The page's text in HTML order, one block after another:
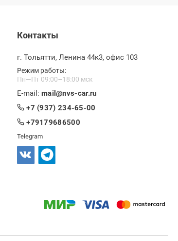
Контакты
г. Тольятти, Ленина 44к3, офис 103
Режим работы:
Пн—Пт 09:00–18:00 мск
E-mail: mail@nvs-car.ru
+7 (937) 234-65-00
+79179686500
Telegram